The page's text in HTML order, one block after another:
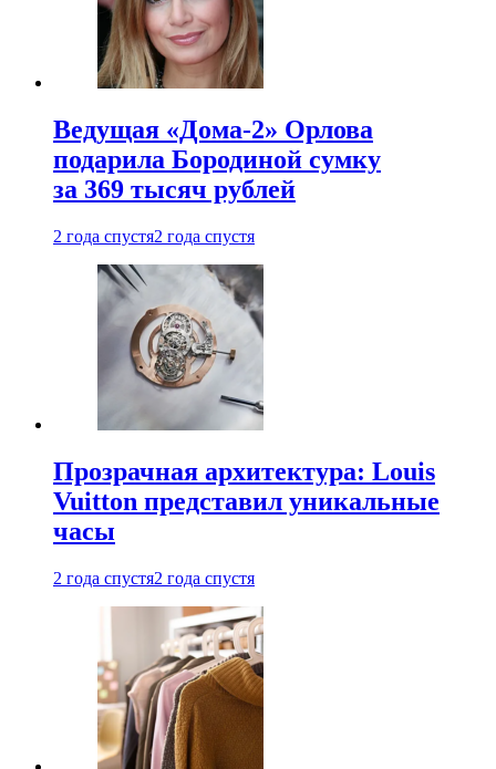
Ведущая «Дома-2» Орлова
подарила Бородиной сумку
за 369 тысяч рублей
2 года спустя2 года спустя
Прозрачная архитектура: Louis
Vuitton представил уникальные
часы
2 года спустя2 года спустя